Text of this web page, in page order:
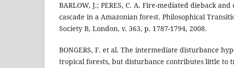
BARLOW, J.; PERES, C. A. Fire-mediated dieback
cascade in a Amazonian forest. Philosophical
Society B, London, v. 363, p. 1787-1794, 2008.
BONGERS, F. et al. The intermediate disturbance
tropical forests, but disturbance contributes little to